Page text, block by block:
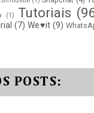
(1) Tutoriais
(7) We♥it (9)
POSTS: